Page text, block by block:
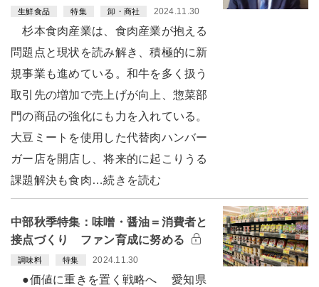
生鮮食品 特集 卸・商社 2024.11.30
杉本食肉産業は、食肉産業が抱える
問題点と現状を読み解き、積極的に新
規事業も進めている。和牛を多く扱う
取引先の増加で売上げが向上、惣菜部
門の商品の強化にも力を入れている。
大豆ミートを使用した代替肉ハンバー
ガー店を開店し、将来的に起こりうる
課題解決も食肉…続きを読む
中部秋季特集：味噌・醤油＝消費者と
接点づくり ファン育成に努める
調味料 特集 2024.11.30
●価値に重きを置く戦略へ 愛知県